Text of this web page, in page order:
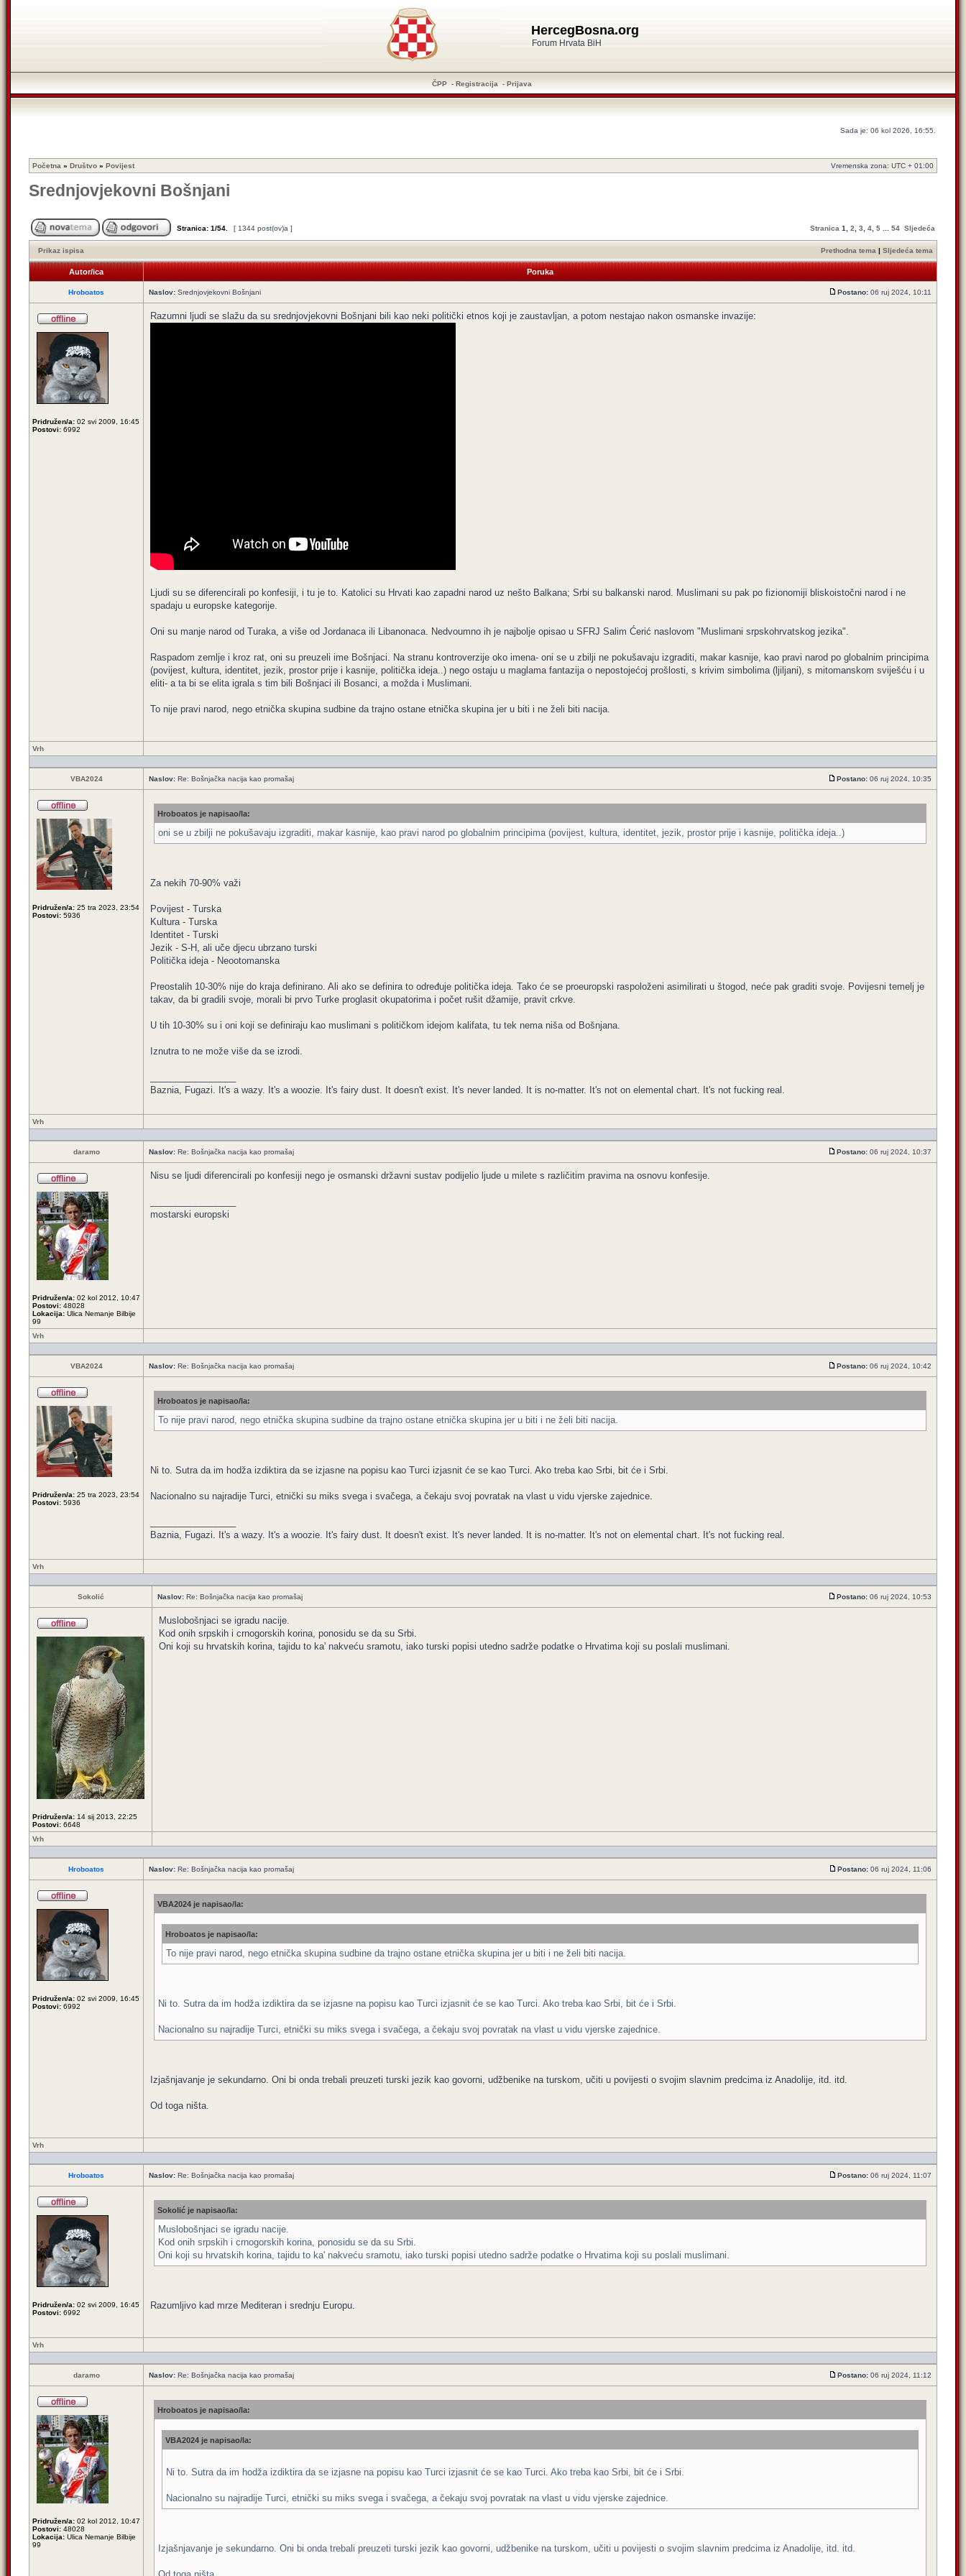
HercegBosna.org
Forum Hrvata BiH
ČPP - Registracija - Prijava
Sada je: 06 kol 2026, 16:55.
Početna » Društvo » Povijest Vremenska zona: UTC + 01:00
Srednjovjekovni Bošnjani
Stranica: 1/54 [ 1344 post(ov)a ] Stranica 1 2 3 4 5 54 Sljedeća
Prikaz ispisa Prethodna tema | Sljedeća tema
Autor/ica Poruka
Hroboatos Naslov: Srednjovjekovni Bošnjani Postano: 06 ruj 2024, 10:11
Pridružen/a: 02 svi 2009, 16:45
Postovi: 6992
Razumni ljudi se slažu da su srednjovjekovni Bošnjani bili kao neki politički etnos koji je zaustavljan, a potom nestajao nakon osmanske invazije:
Ljudi su se diferencirali po konfesiji, i tu je to. Katolici su Hrvati kao zapadni narod uz nešto Balkana; Srbi su balkanski narod. Muslimani su pak po fizionomiji bliskoistočni narod i ne
spadaju u europske kategorije.
Oni su manje narod od Turaka, a više od Jordanaca ili Libanonaca. Nedvoumno ih je najbolje opisao u SFRJ Salim Ćerić naslovom "Muslimani srpskohrvatskog jezika".
Raspadom zemlje i kroz rat, oni su preuzeli ime Bošnjaci. Na stranu kontroverzije oko imena- oni se u zbilji ne pokušavaju izgraditi, makar kasnije, kao pravi narod po globalnim principima
(povijest, kultura, identitet, jezik, prostor prije i kasnije, politička ideja..) nego ostaju u maglama fantazija o nepostojećoj prošlosti, s krivim simbolima (ljiljani), s mitomanskom sviješću i u
eliti- a ta bi se elita igrala s tim bili Bošnjaci ili Bosanci, a možda i Muslimani.
To nije pravi narod, nego etnička skupina sudbine da trajno ostane etnička skupina jer u biti i ne želi biti nacija.
Vrh
VBA2024 Naslov: Re: Bošnjačka nacija kao promašaj Postano: 06 ruj 2024, 10:35
Pridružen/a: 25 tra 2023, 23:54
Postovi: 5936
Hroboatos je napisao/la:
oni se u zbilji ne pokušavaju izgraditi, makar kasnije, kao pravi narod po globalnim principima (povijest, kultura, identitet, jezik, prostor prije i kasnije, politička ideja..)
Za nekih 70-90% važi
Povijest - Turska
Kultura - Turska
Identitet - Turski
Jezik - S-H, ali uče djecu ubrzano turski
Politička ideja - Neootomanska
Preostalih 10-30% nije do kraja definirano. Ali ako se definira to određuje politička ideja. Tako će se proeuropski raspoloženi asimilirati u štogod, neće pak graditi svoje. Povijesni temelj je
takav, da bi gradili svoje, morali bi prvo Turke proglasit okupatorima i počet rušit džamije, pravit crkve.
U tih 10-30% su i oni koji se definiraju kao muslimani s političkom idejom kalifata, tu tek nema niša od Bošnjana.
Iznutra to ne može više da se izrodi.
Baznia, Fugazi. It's a wazy. It's a woozie. It's fairy dust. It doesn't exist. It's never landed. It is no-matter. It's not on elemental chart. It's not fucking real.
Vrh
daramo Naslov: Re: Bošnjačka nacija kao promašaj Postano: 06 ruj 2024, 10:37
Pridružen/a: 02 kol 2012, 10:47
Postovi: 48028
Lokacija: Ulica Nemanje Bilbije
99
Nisu se ljudi diferencirali po konfesiji nego je osmanski državni sustav podijelio ljude u milete s različitim pravima na osnovu konfesije.
mostarski europski
Vrh
VBA2024 Naslov: Re: Bošnjačka nacija kao promašaj Postano: 06 ruj 2024, 10:42
Pridružen/a: 25 tra 2023, 23:54
Postovi: 5936
Hroboatos je napisao/la:
To nije pravi narod, nego etnička skupina sudbine da trajno ostane etnička skupina jer u biti i ne želi biti nacija.
Ni to. Sutra da im hodža izdiktira da se izjasne na popisu kao Turci izjasnit će se kao Turci. Ako treba kao Srbi, bit će i Srbi.
Nacionalno su najradije Turci, etnički su miks svega i svačega, a čekaju svoj povratak na vlast u vidu vjerske zajednice.
Baznia, Fugazi. It's a wazy. It's a woozie. It's fairy dust. It doesn't exist. It's never landed. It is no-matter. It's not on elemental chart. It's not fucking real.
Vrh
Sokolić Naslov: Re: Bošnjačka nacija kao promašaj Postano: 06 ruj 2024, 10:53
Pridružen/a: 14 sij 2013, 22:25
Postovi: 6648
Muslobošnjaci se igradu nacije.
Kod onih srpskih i crnogorskih korina, ponosidu se da su Srbi.
Oni koji su hrvatskih korina, tajidu to ka' nakveću sramotu, iako turski popisi utedno sadrže podatke o Hrvatima koji su poslali muslimani.
Vrh
Hroboatos Naslov: Re: Bošnjačka nacija kao promašaj Postano: 06 ruj 2024, 11:06
Pridružen/a: 02 svi 2009, 16:45
Postovi: 6992
VBA2024 je napisao/la:
Hroboatos je napisao/la:
To nije pravi narod, nego etnička skupina sudbine da trajno ostane etnička skupina jer u biti i ne želi biti nacija.
Ni to. Sutra da im hodža izdiktira da se izjasne na popisu kao Turci izjasnit će se kao Turci. Ako treba kao Srbi, bit će i Srbi.
Nacionalno su najradije Turci, etnički su miks svega i svačega, a čekaju svoj povratak na vlast u vidu vjerske zajednice.
Izjašnjavanje je sekundarno. Oni bi onda trebali preuzeti turski jezik kao govorni, udžbenike na turskom, učiti u povijesti o svojim slavnim predcima iz Anadolije, itd. itd.
Od toga ništa.
Vrh
Hroboatos Naslov: Re: Bošnjačka nacija kao promašaj Postano: 06 ruj 2024, 11:07
Pridružen/a: 02 svi 2009, 16:45
Postovi: 6992
Sokolić je napisao/la:
Muslobošnjaci se igradu nacije.
Kod onih srpskih i crnogorskih korina, ponosidu se da su Srbi.
Oni koji su hrvatskih korina, tajidu to ka' nakveću sramotu, iako turski popisi utedno sadrže podatke o Hrvatima koji su poslali muslimani.
Razumljivo kad mrze Mediteran i srednju Europu.
Vrh
daramo Naslov: Re: Bošnjačka nacija kao promašaj Postano: 06 ruj 2024, 11:12
Pridružen/a: 02 kol 2012, 10:47
Postovi: 48028
Lokacija: Ulica Nemanje Bilbije
99
Hroboatos je napisao/la:
VBA2024 je napisao/la:
Ni to. Sutra da im hodža izdiktira da se izjasne na popisu kao Turci izjasnit će se kao Turci. Ako treba kao Srbi, bit će i Srbi.
Nacionalno su najradije Turci, etnički su miks svega i svačega, a čekaju svoj povratak na vlast u vidu vjerske zajednice.
Izjašnjavanje je sekundarno. Oni bi onda trebali preuzeti turski jezik kao govorni, udžbenike na turskom, učiti u povijesti o svojim slavnim predcima iz Anadolije, itd. itd.